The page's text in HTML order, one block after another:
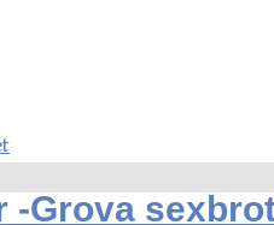
-Grova